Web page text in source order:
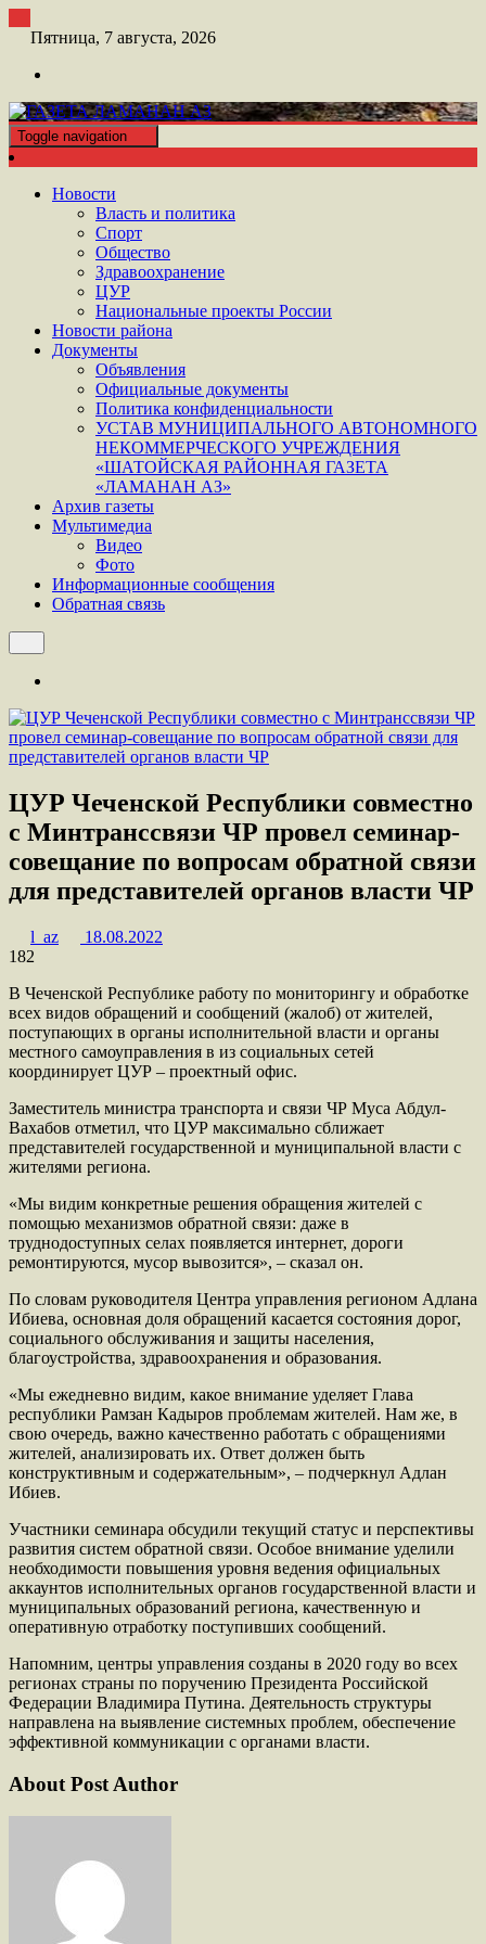
Пятница, 7 августа, 2026
ГАЗЕТА ЛАМАНАН АЗ
ШАТОЙСКАЯ ГАЗЕТА ЛАМАНАН АЗ
Toggle navigation
Новости
Власть и политика
Спорт
Общество
Здравоохранение
ЦУР
Национальные проекты России
Новости района
Документы
Объявления
Официальные документы
Политика конфиденциальности
УСТАВ МУНИЦИПАЛЬНОГО АВТОНОМНОГО
НЕКОММЕРЧЕСКОГО УЧРЕЖДЕНИЯ
«ШАТОЙСКАЯ РАЙОННАЯ ГАЗЕТА
«ЛАМАНАН АЗ»
Архив газеты
Мультимедиа
Видео
Фото
Информационные сообщения
Обратная связь
ЦУР Чеченской Республики совместно
с Минтранссвязи ЧР провел семинар-
совещание по вопросам обратной связи
для представителей органов власти ЧР
l_az
18.08.2022
182
В Чеченской Республике работу по мониторингу и обработке
всех видов обращений и сообщений (жалоб) от жителей,
поступающих в органы исполнительной власти и органы
местного самоуправления в из социальных сетей
координирует ЦУР – проектный офис.
Заместитель министра транспорта и связи ЧР Муса Абдул-
Вахабов отметил, что ЦУР максимально сближает
представителей государственной и муниципальной власти с
жителями региона.
«Мы видим конкретные решения обращения жителей с
помощью механизмов обратной связи: даже в
труднодоступных селах появляется интернет, дороги
ремонтируются, мусор вывозится», – сказал он.
По словам руководителя Центра управления регионом Адлана
Ибиева, основная доля обращений касается состояния дорог,
социального обслуживания и защиты населения,
благоустройства, здравоохранения и образования.
«Мы ежедневно видим, какое внимание уделяет Глава
республики Рамзан Кадыров проблемам жителей. Нам же, в
свою очередь, важно качественно работать с обращениями
жителей, анализировать их. Ответ должен быть
конструктивным и содержательным», – подчеркнул Адлан
Ибиев.
Участники семинара обсудили текущий статус и перспективы
развития систем обратной связи. Особое внимание уделили
необходимости повышения уровня ведения официальных
аккаунтов исполнительных органов государственной власти и
муниципальных образований региона, качественную и
оперативную отработку поступивших сообщений.
Напомним, центры управления созданы в 2020 году во всех
регионах страны по поручению Президента Российской
Федерации Владимира Путина. Деятельность структуры
направлена на выявление системных проблем, обеспечение
эффективной коммуникации с органами власти.
About Post Author